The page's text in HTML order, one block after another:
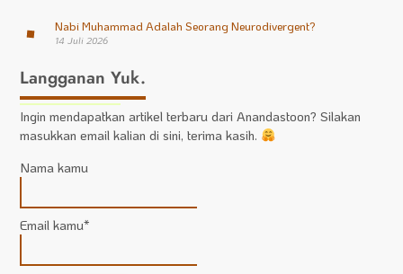
Nabi Muhammad Adalah Seorang Neurodivergent?
14 Juli 2026
Langganan Yuk.
Ingin mendapatkan artikel terbaru dari Anandastoon? Silakan
masukkan email kalian di sini, terima kasih.
Nama kamu
Email kamu*